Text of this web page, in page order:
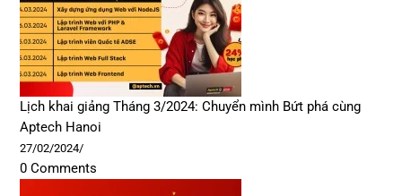
Lịch khai giảng Tháng 3/2024: Chuyển mình Bứt phá cùng
Aptech Hanoi
27/02/2024/
0 Comments